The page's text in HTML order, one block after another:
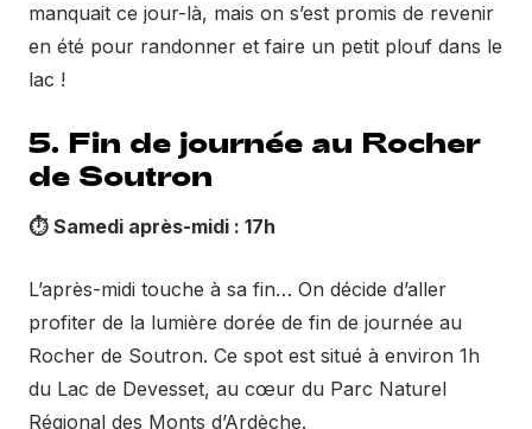
manquait ce jour-là, mais on s’est promis de revenir
en été pour randonner et faire un petit plouf dans le
lac !
5. Fin de journée au Rocher
de Soutron
⏱️ Samedi après-midi : 17h
L’après-midi touche à sa fin… On décide d’aller
profiter de la lumière dorée de fin de journée au
Rocher de Soutron. Ce spot est situé à environ 1h
du Lac de Devesset, au cœur du Parc Naturel
Régional des Monts d’Ardèche.